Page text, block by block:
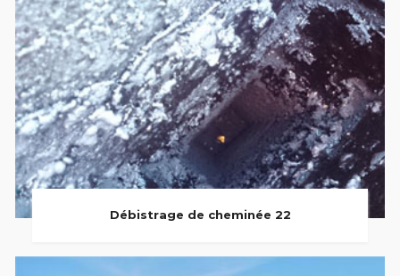
Débistrage de cheminée 22